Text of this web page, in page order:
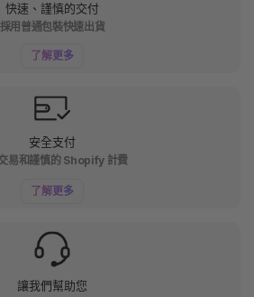
快速、謹慎的交付
採用普通包裝快速出貨
了解更多
安全支付
易和謹慎的 Shopify 計費
了解更多
讓我們幫助您